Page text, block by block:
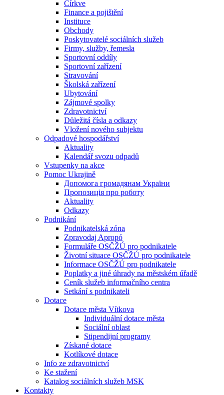
Církve
Finance a pojištění
Instituce
Obchody
Poskytovatelé sociálních služeb
Firmy, služby, řemesla
Sportovní oddíly
Sportovní zařízení
Stravování
Školská zařízení
Ubytování
Zájmové spolky
Zdravotnictví
Důležitá čísla a odkazy
Vložení nového subjektu
Odpadové hospodářství
Aktuality
Kalendář svozu odpadů
Vstupenky na akce
Pomoc Ukrajině
Допомога громадянам України
Пропозиція про роботу
Aktuality
Odkazy
Podnikání
Podnikatelská zóna
Zpravodaj Apropó
Formuláře OSČŽÚ pro podnikatele
Životní situace OSČŽÚ pro podnikatele
Informace OSČŽÚ pro podnikatele
Poplatky a jiné úhrady na městském úřadě
Ceník služeb informačního centra
Setkání s podnikateli
Dotace
Dotace města Vítkova
Individuální dotace města
Sociální oblast
Stipendijní programy
Získané dotace
Kotlíkové dotace
Info ze zdravotnictví
Ke stažení
Katalog sociálních služeb MSK
Kontakty